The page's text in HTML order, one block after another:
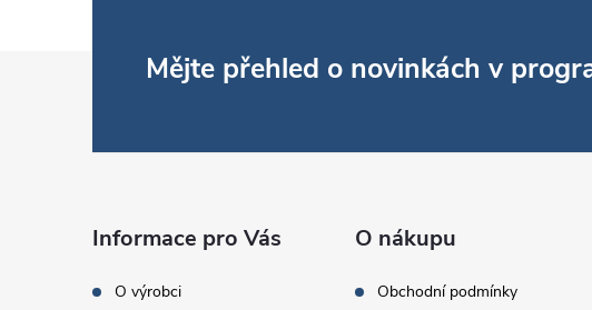
Mějte přehled o novinkách v
Informace pro Vás
O výrobci
O nákupu
Obchodní podmínky